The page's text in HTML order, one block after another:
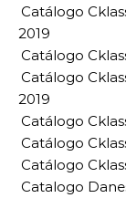
Catálogo
2019
Catálogo
Catálogo
2019
Catálogo
Catálogo
Catálogo
Catalogo